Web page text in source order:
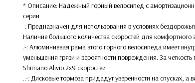
* Описание: Надёжный горный велосипед с
серии.
-: Предназначен для использования в условиях
Наличие большого количества скоростей для комфортного
.-: Алюминиевая рама этого горного велосипеда имеет
уменьшения грязи и вероятности повреждения. За
Shimano Alivio 2x9 скоростей
..-: Дисковые тормоза придадут уверенности на спусках, а